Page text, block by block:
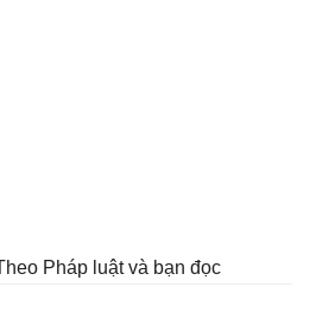
Pháp luật và bạn đọc